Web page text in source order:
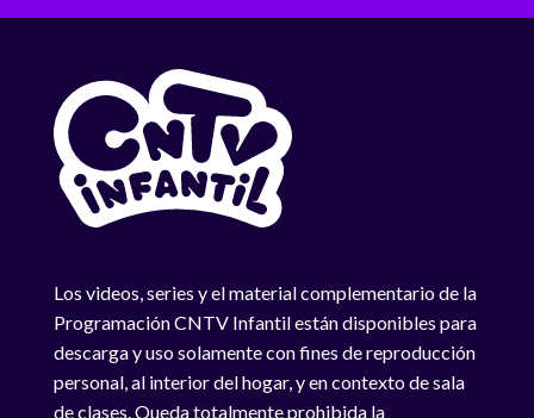
Los videos, series y el material complementario de la
Programación CNTV Infantil están disponibles para
descarga y uso solamente con fines de reproducción
personal, al interior del hogar, y en contexto de sala
de clases. Queda totalmente prohibida la